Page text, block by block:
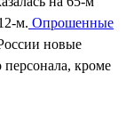
м. Опрошенные
новые
кроме